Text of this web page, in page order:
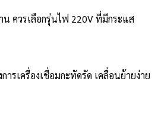
ควรเลือกรุ่นไฟ 220V ที่มีกระแส
เครื่องเชื่อมกะทัดรัด เคลื่อนย้ายง่าย